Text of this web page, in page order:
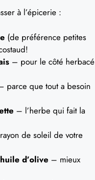
à l’épicerie :
(de préférence petites
– pour le côté herbacé
parce que tout a besoin
– l’herbe qui fait la
de soleil de votre
d’olive – mieux